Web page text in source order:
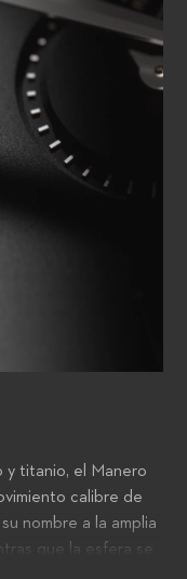
y titanio, el Manero
calibre de
nombre a la amplia
que la esfera se